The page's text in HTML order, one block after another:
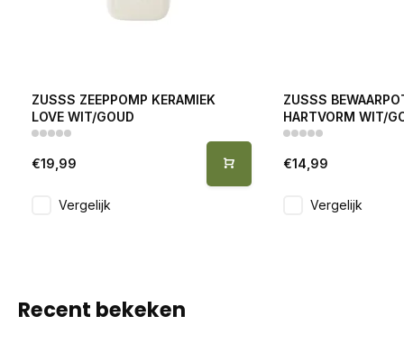
ZUSSS ZEEPPOMP KERAMIEK
LOVE WIT/GOUD
€19,99
Vergelijk
ZUSSS
HARTVORM WIT/
€14,99
Vergelijk
Recent bekeken